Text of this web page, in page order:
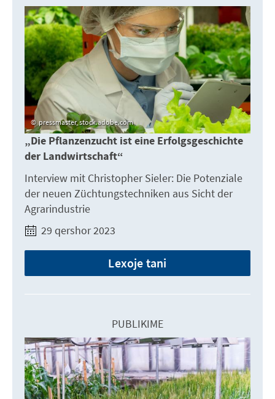
pressmaster, stock.adobe.com
„Die Pflanzenzucht ist eine Erfolgsgeschichte
der Landwirtschaft“
Interview mit Christopher Sieler: Die Potenziale
der neuen Züchtungstechniken aus Sicht der
Agrarindustrie
29 qershor 2023
Lexoje tani
PUBLIKIME